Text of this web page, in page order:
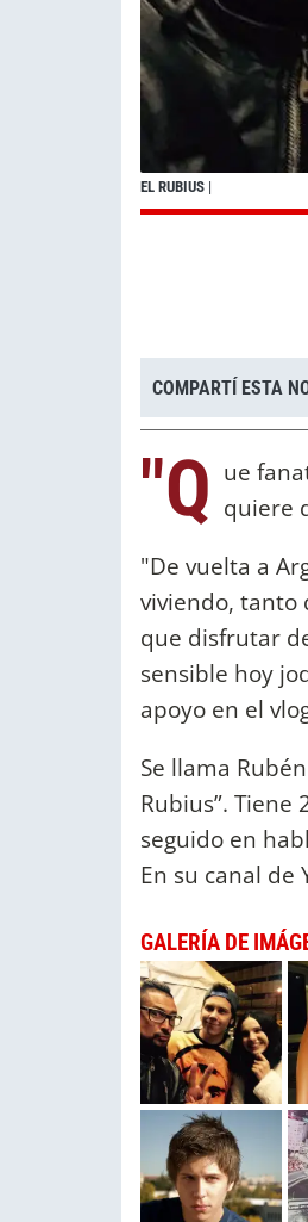
EL RUBIUS |
COMPARTÍ ESTA
"Q ue
quiere
"De vuelta a
viviendo, tanto
que disfrutar
sensible hoy
apoyo en el
Se llama
Rubius”. Tiene
seguido en
En su canal
GALERÍA DE